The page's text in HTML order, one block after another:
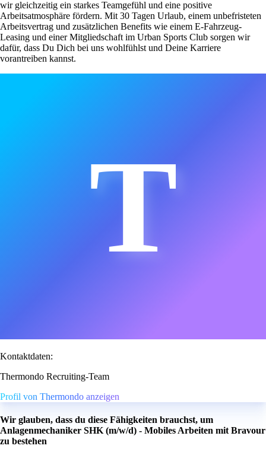
wir gleichzeitig ein starkes Teamgefühl und eine positive
Arbeitsatmosphäre fördern. Mit 30 Tagen Urlaub, einem unbefristeten
Arbeitsvertrag und zusätzlichen Benefits wie einem E-Fahrzeug-
Leasing und einer Mitgliedschaft im Urban Sports Club sorgen wir
dafür, dass Du Dich bei uns wohlfühlst und Deine Karriere
vorantreiben kannst.
T
Kontaktdaten:
Thermondo Recruiting-Team
Profil von Thermondo anzeigen
Wir glauben, dass du diese Fähigkeiten brauchst, um
Anlagenmechaniker SHK (m/w/d) - Mobiles Arbeiten mit Bravour
zu bestehen